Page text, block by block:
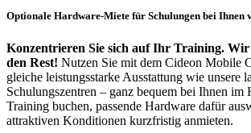
Optionale Hardware-Miete für Schulungen bei Ihnen
Konzentrieren Sie sich auf Ihr Training.
den Rest! Nutzen Sie mit dem Cideon Mobile
gleiche leistungsstarke Ausstattung wie unsere
Schulungszentren – ganz bequem bei Ihnen im
Training buchen, passende Hardware dafür
attraktiven Konditionen kurzfristig anmieten.